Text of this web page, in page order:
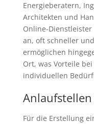
Energieberatern,
Architekten und
Online-
an, oft schneller
ermöglichen
Ort, was Vorteile
individuellen
Für die Erstellung